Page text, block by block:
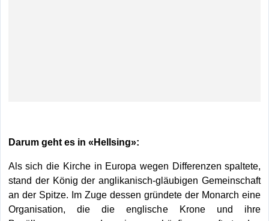
Darum geht es in «Hellsing»:
Als sich die Kirche in Europa wegen Differenzen spaltete,
stand der König der anglikanisch-gläubigen Gemeinschaft
an der Spitze. Im Zuge dessen gründete der Monarch eine
Organisation, die die englische Krone und ihre